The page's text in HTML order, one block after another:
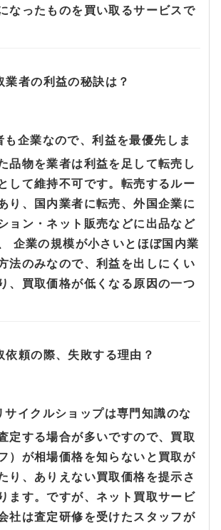
なったものを買い取るサービスで
業者の利益の秘訣は？
も企業なので、利益を最優先しま
品物を業者は利益を足して転売し
して維持不可です。転売するルー
り、国内業者に転売、外国企業に
ョン・ネット販売などに出品など
企業の規模が小さいとほぼ国内業
法のみなので、利益を出しにくい
、買取価格が低くなる原因の一つ
依頼の際、失敗する理由？
サイクルショップは専門知識のな
定する場合が多いですので、買取
）が相場価格を知らないと買取が
り、ありえない買取価格を提示さ
ます。ですが、ネット買取サービ
社は査定研修を受けたスタッフが